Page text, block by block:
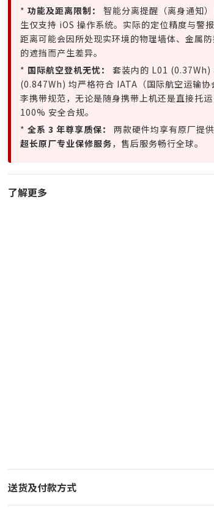
* 功能及距离限制：
智能分离提醒（离身通知
生仅支持 iOS 操作系统。实际的定位精度与警
距离可能会因所处现实环境的物理墙体、金属
的遮挡而产生差异。
* 国际航空登机无忧：
套装内的 L01 (0.37Wh)
(0.847Wh) 均严格符合 IATA（国际航空运输协
李携带规范，无论是随身携带上机还是直接托运
100% 安全合规。
* 全系 3 年尊享质保： 两款硬件均享有原厂提
超长原厂专业保修服务，售后服务畅行全球。
了解更多
送货及付款方式